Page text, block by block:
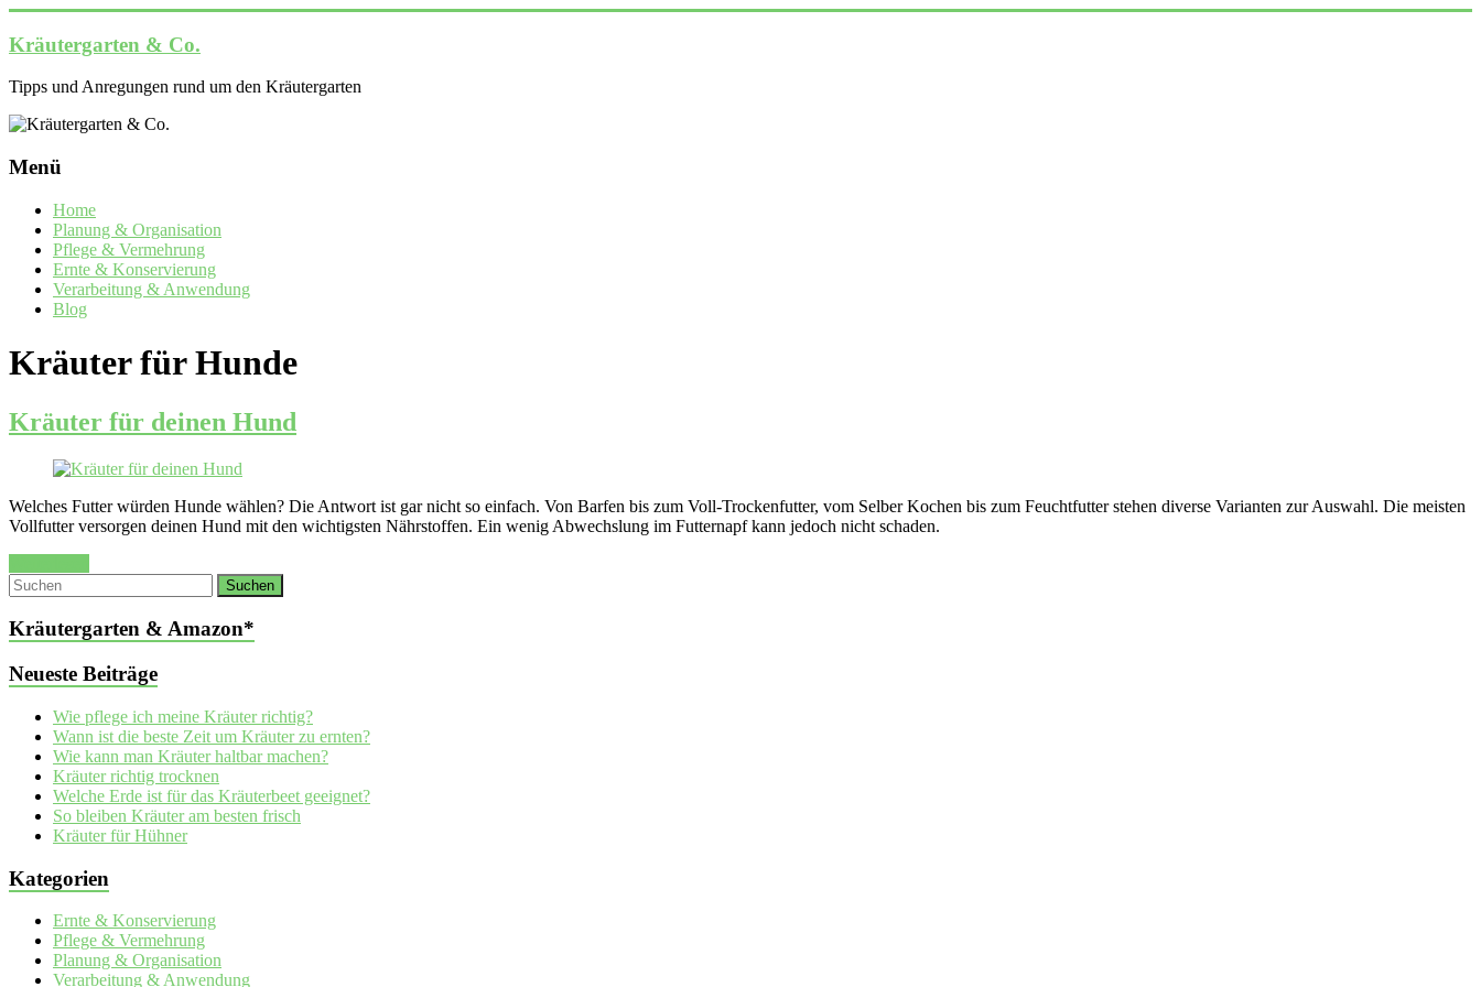
Inhalt
springen
Kräutergarten & Co.
Tipps und Anregungen rund um den Kräutergarten
Menü
Home
Planung & Organisation
Pflege & Vermehrung
Ernte & Konservierung
Verarbeitung & Anwendung
Blog
Kräuter für Hunde
Kräuter für deinen Hund
Welches Futter würden Hunde wählen? Die Antwort ist gar nicht so einfach. Von Barfen bis zum Voll-Trockenfutter, vom Selber Kochen bis zum Feuchtfutter stehen diverse Varianten zur Auswahl. Die meisten
Vollfutter versorgen deinen Hund mit den wichtigsten Nährstoffen. Ein wenig Abwechslung im Futternapf kann jedoch nicht schaden.
Kräutergarten & Amazon*
Neueste Beiträge
Wie pflege ich meine Kräuter richtig?
Wann ist die beste Zeit um Kräuter zu ernten?
Wie kann man Kräuter haltbar machen?
Kräuter richtig trocknen
Welche Erde ist für das Kräuterbeet geeignet?
So bleiben Kräuter am besten frisch
Kräuter für Hühner
Kategorien
Ernte & Konservierung
Pflege & Vermehrung
Planung & Organisation
Verarbeitung & Anwendung